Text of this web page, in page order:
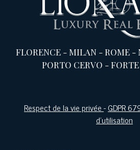
FLORENCE -MILAN -ROME -
PORTO CERVO -
Respect de la vie privée-GDPR
d'utilisation